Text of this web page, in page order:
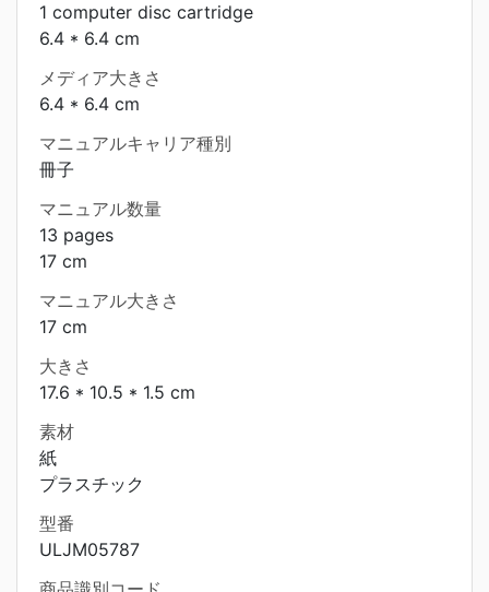
1 computer disc cartridge
6.4 * 6.4 cm
メディア大きさ
6.4 * 6.4 cm
マニュアルキャリア種別
冊子
マニュアル数量
13 pages
17 cm
マニュアル大きさ
17 cm
大きさ
17.6 * 10.5 * 1.5 cm
素材
紙
プラスチック
型番
ULJM05787